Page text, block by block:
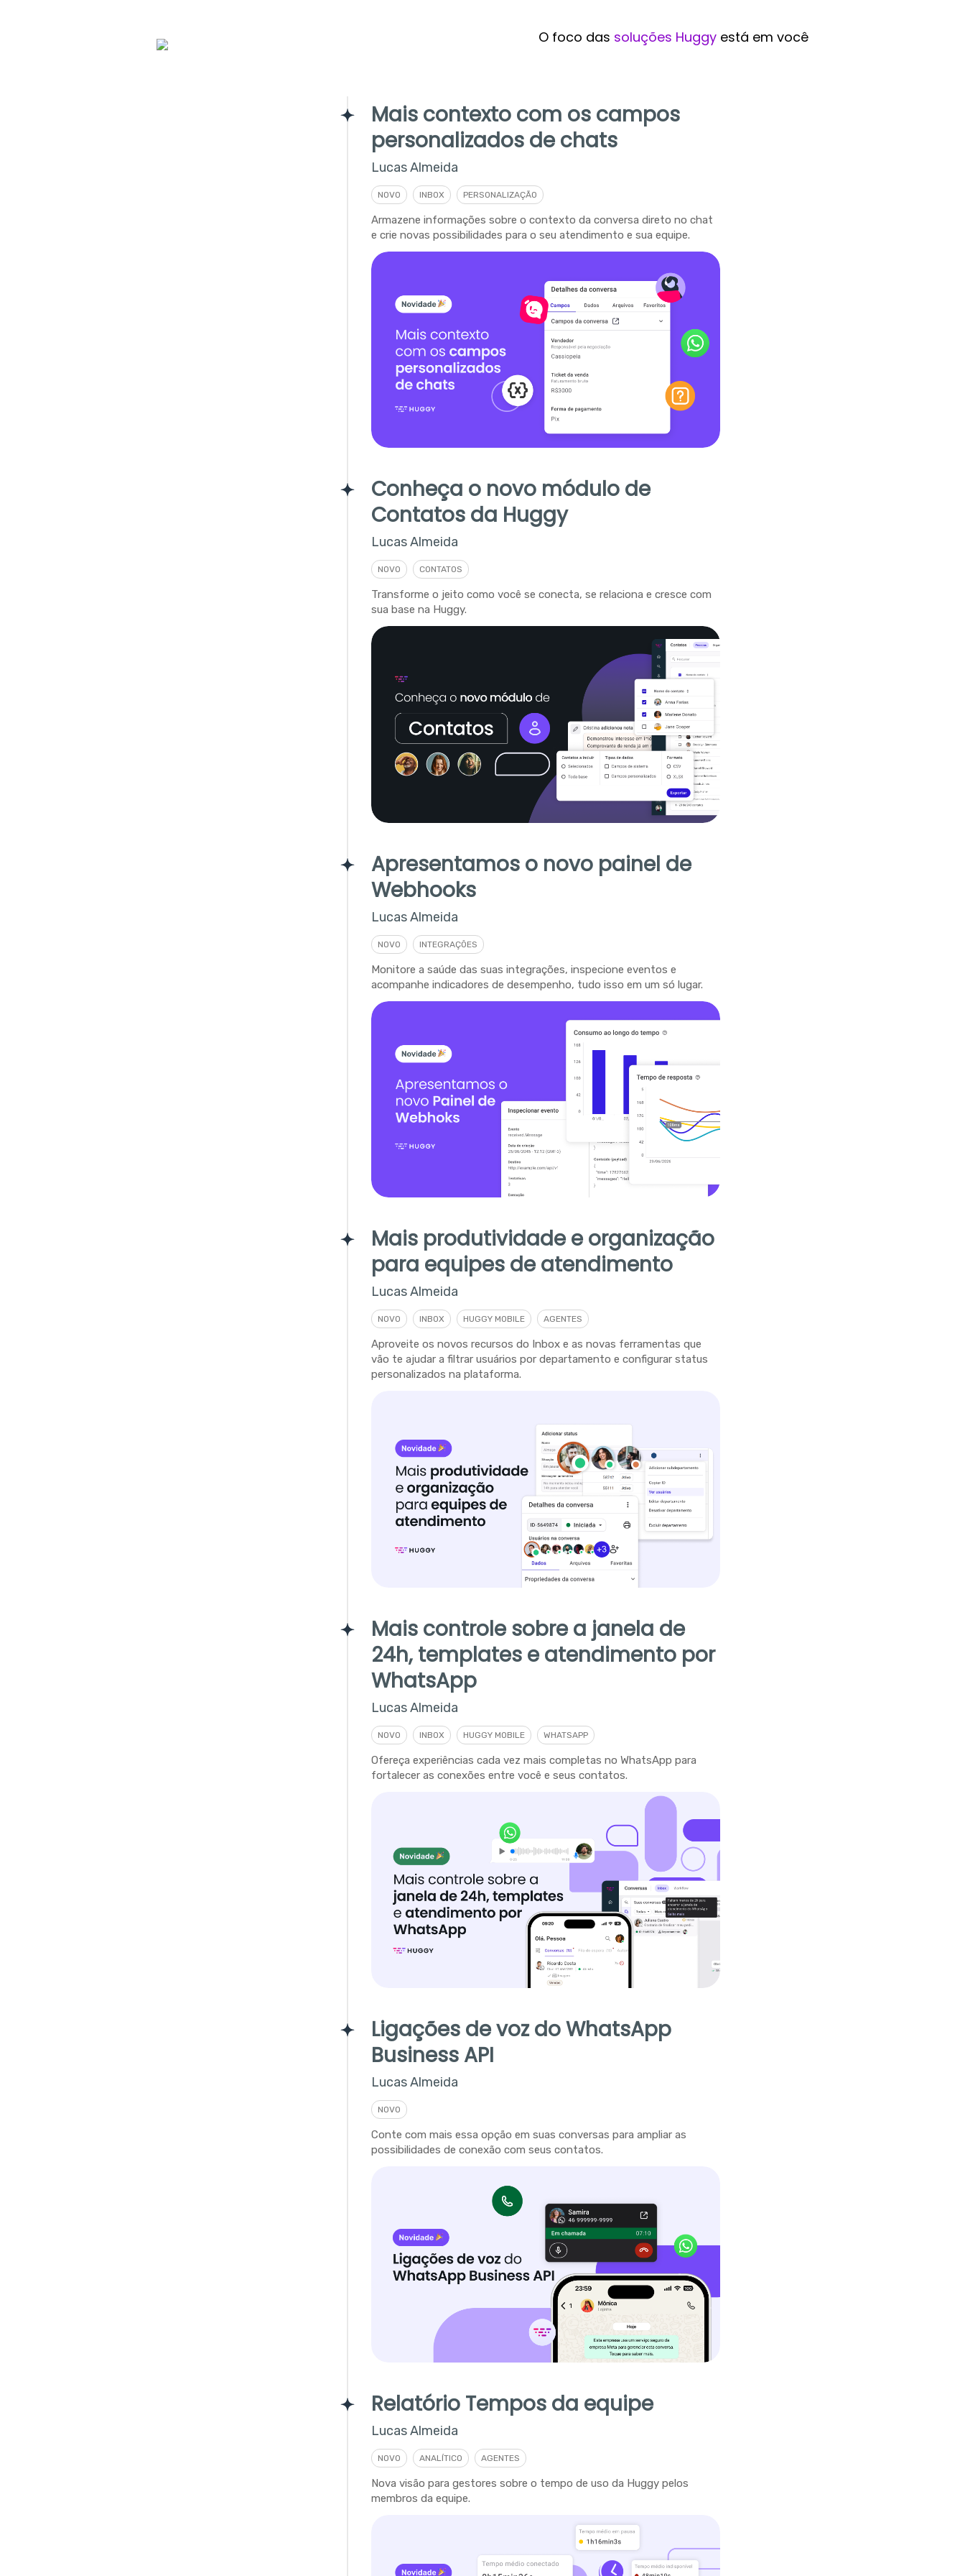
O foco das soluções Huggyestá em você
Mais contexto com os campos
personalizados de chats
Lucas Almeida
NOVO INBOX PERSONALIZAÇÃO
Armazene informações sobre o contexto da conversa direto no chat
e crie novas possibilidades para o seu atendimento e sua equipe.
Conheça o novo módulo de
Contatos da Huggy
Lucas Almeida
NOVO CONTATOS
Transforme o jeito como você se conecta, se relaciona e cresce com
sua base na Huggy.
Apresentamos o novo painel de
Webhooks
Lucas Almeida
NOVO INTEGRAÇÕES
Monitore a saúde das suas integrações, inspecione eventos e
acompanhe indicadores de desempenho, tudo isso em um só lugar.
Mais produtividade e organização
para equipes de atendimento
Lucas Almeida
NOVO INBOX HUGGY MOBILE AGENTES
Aproveite os novos recursos do Inbox e as novas ferramentas que
vão te ajudar a filtrar usuários por departamento e configurar status
personalizados na plataforma.
Mais controle sobre a janela de
24h, templates e atendimento por
WhatsApp
Lucas Almeida
NOVO INBOX HUGGY MOBILE WHATSAPP
Ofereça experiências cada vez mais completas no WhatsApp para
fortalecer as conexões entre você e seus contatos.
Ligações de voz do WhatsApp
Business API
Lucas Almeida
NOVO
Conte com mais essa opção em suas conversas para ampliar as
possibilidades de conexão com seus contatos.
Relatório Tempos da equipe
Lucas Almeida
NOVO ANALÍTICO AGENTES
Nova visão para gestores sobre o tempo de uso da Huggy pelos
membros da equipe.